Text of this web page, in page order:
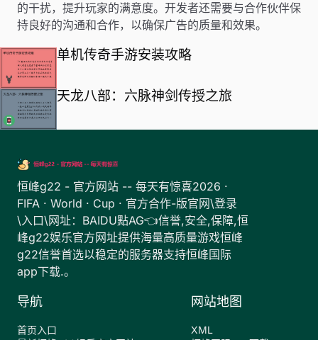
的干扰，提升玩家的满意度。开发者还需要与合作伙伴保
持良好的沟通和合作，以确保广告的质量和效果。
单机传奇手游安装攻略
天龙八部：六脉神剑传授之旅
恒峰g22 - 官方网站 -- 每天有惊喜2026 ·
FIFA · World · Cup · 官方合作-版官网\登录
\入口\网址：BAIDU點AG👈信誉,安全,保障,恒
峰g22娱乐官方网址提供海量高质量游戏恒峰
g22信誉首选以稳定的服务器支持恒峰国际
app下载.。
导航
首页入口
网站地图
XML